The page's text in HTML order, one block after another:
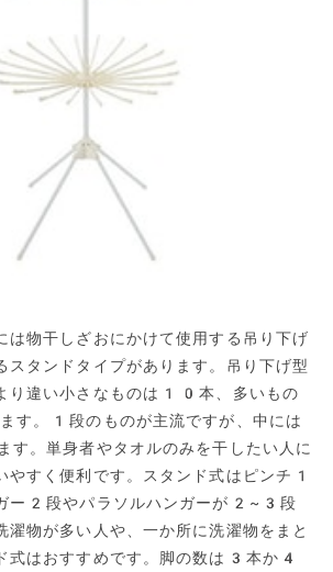
は物干しざおにかけて使用する吊り下げ
スタンドタイプがあります。吊り下げ型
り違い小さなものは10本、多いもの
。1段のものが主流ですが、中には
す。単身者やタオルのみを干したい人に
やすく便利です。スタンド式はピンチ1
ー2段やパラソルハンガーが2~3段
濯物が多い人や、一か所に洗濯物をまと
式はおすすめです。脚の数は3本か4